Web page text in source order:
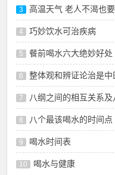
3 高温天气 老人不渴也
4 巧妙饮水可治疾病
5 餐前喝水六大绝妙好处
6 整体观和辨证论治是
7 八纲之间的相互关系
8 八个最该喝水的时间点
9 喝水时间表
10 喝水与健康